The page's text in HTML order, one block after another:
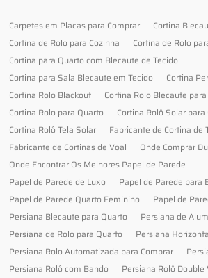
Carpetes em Placas para Comprar
Cortina
Cortina de Rolo para Cozinha
Cortina de Rolo
Cortina para Quarto com Blecaute de Tecido
Cortina para Sala Blecaute em Tecido
Cortina
Cortina Rolo Blackout
Cortina Rolo Blecaute
Cortina Rolo para Quarto
Cortina Rolô Solar para
Cortina Rolô Tela Solar
Fabricante de Cortina de
Fabricante de Cortinas de Voal
Onde Comprar
Onde Encontrar Os Melhores Papel de Parede
Papel de Parede de Luxo
Papel de Parede para
Papel de Parede Quarto Feminino
Papel de
Persiana Blecaute para Quarto
Persiana de
Persiana de Rolo para Quarto
Persiana
Persiana Rolo Automatizada para Comprar
Persiana Rolô com Bando
Persiana Rolô Double